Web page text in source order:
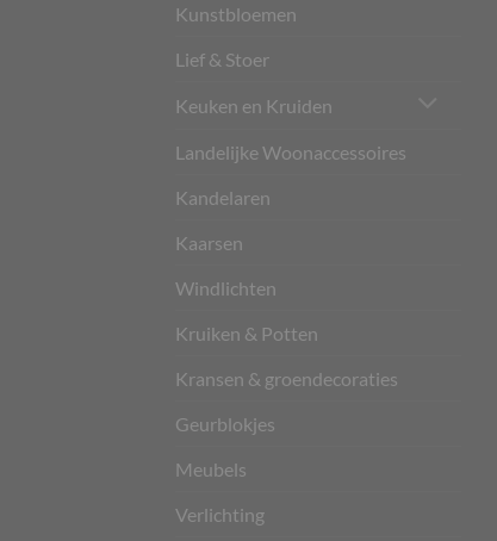
Kunstbloemen
Lief & Stoer
Keuken en Kruiden
Landelijke Woonaccessoires
Kandelaren
Kaarsen
Windlichten
Kruiken & Potten
Kransen & groendecoraties
Geurblokjes
Meubels
Verlichting